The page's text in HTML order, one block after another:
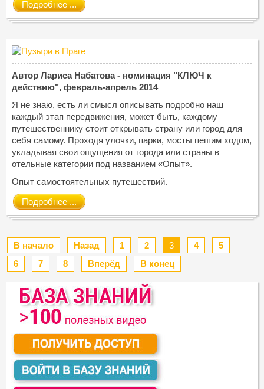
Подробнее ...
Автор Лариса Набатова - номинация "КЛЮЧ к
действию", февраль-апрель 2014
Я не знаю, есть ли смысл описывать подробно наш
каждый этап передвижения, может быть, каждому
путешественнику стоит открывать страну или город для
себя самому. Проходя улочки, парки, мосты пешим ходом,
укладывая свои ощущения от города или страны в
отельные категории под названием «Опыт».
Опыт самостоятельных путешествий.
Подробнее ...
В начало Назад 1 2 3 4
5
6
7 8 Вперёд В конец